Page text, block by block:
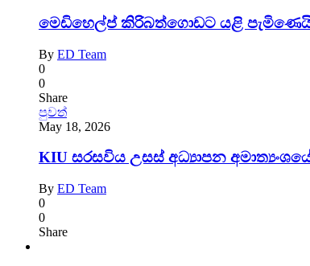
මෙඩිහෙල්ප් කිරිබත්ගොඩට යළි
By ED Team
0
0
Share
පුවත්
May 18, 2026
KIU සරසවිය උසස් අධ්‍යාපන
By ED Team
0
0
Share